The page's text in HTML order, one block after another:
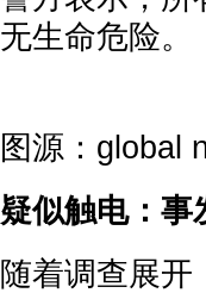
无生命危险。
图源：global
疑似触电：事
随着调查展